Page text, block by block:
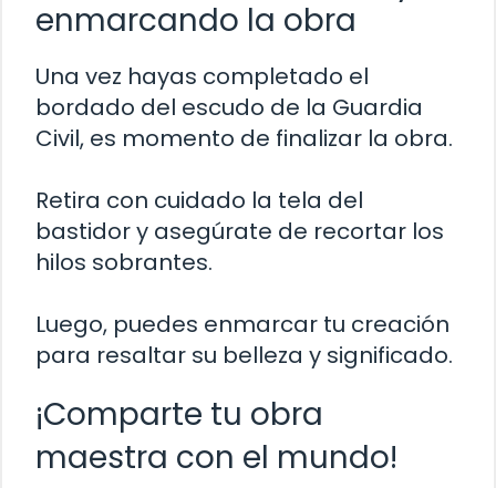
enmarcando la obra
Una vez hayas completado el
bordado del escudo de la Guardia
Civil, es momento de finalizar la obra.
Retira con cuidado la tela del
bastidor y asegúrate de recortar los
hilos sobrantes.
Luego, puedes enmarcar tu creación
para resaltar su belleza y significado.
¡Comparte tu obra
maestra con el mundo!